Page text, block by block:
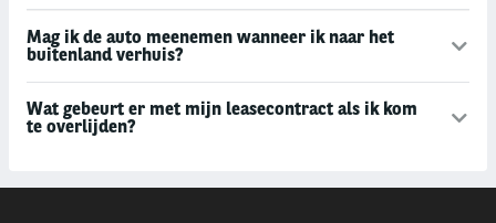
Mag ik de auto meenemen wanneer ik naar het
buitenland verhuis?
Wat gebeurt er met mijn leasecontract als ik kom
te overlijden?